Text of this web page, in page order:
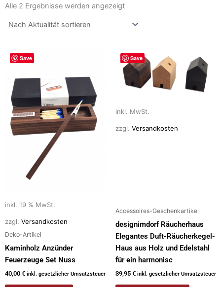
Alle 2 Ergebnisse werden angezeigtAktualität
Save
inkl. 19 % MwSt.
zzgl. Versandkosten
Deko-Artikel
Kaminholz Anzünder
Feuerzeuge Set Nuss
40,00 € inkl. gesetzlicher Umsatzsteuer
Save
inkl. MwSt.
zzgl. Versandkosten
Accessoires-Geschenkartikel
designimdorf Räucherhaus
Elegantes Duft-Räucherkegel-
Haus aus Holz und Edelstahl
für ein harmonisc
39,95 € inkl. gesetzlicher Umsatzsteuer
Dieses
Produkt
weist
mehrere
auf.
werden